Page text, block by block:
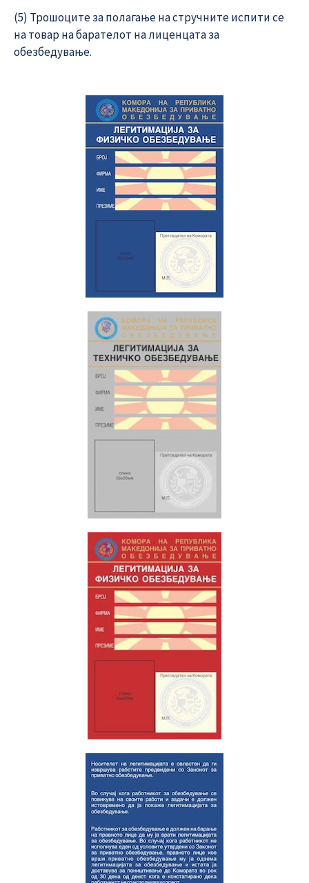
(5) Трошоците за полагање на стручните испити се
на товар на барателот на лиценцата за
обезбедување.